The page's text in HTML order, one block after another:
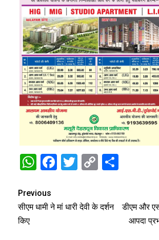
WhatsApp
Facebook
Twitter
Copy
Previous
सीएम धामी ने मां धारी देवी के दर्शन
किए
डीएम और
आपदा